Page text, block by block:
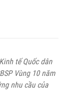
tế Quốc dân
Vùng 10 năm
nhu cầu của